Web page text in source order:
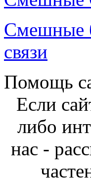
Смешные
связи
Помощь
Если
либо
нас -